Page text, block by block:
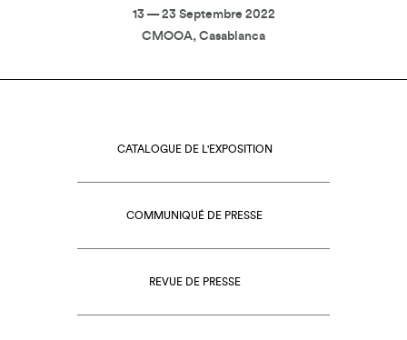
13 — 23 Septembre 2022
CMOOA, Casablanca
CATALOGUE DE L'EXPOSITION
COMMUNIQUÉ DE PRESSE
REVUE DE PRESSE